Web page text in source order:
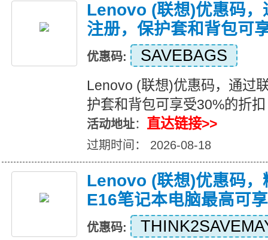
Lenovo (联想)优惠码，
注册，保护套和背包可
优惠码: SAVEBAGS
Lenovo (联想)优惠码，通过
护套和背包可享受30%的折扣
活动地址： 直达链接>>
过期时间： 2026-08-18
Lenovo (联想)优惠码
E16笔记本电脑最高可
优惠码: